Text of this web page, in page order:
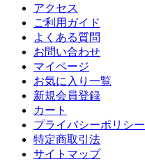
アクセス
ご利用ガイド
よくある質問
お問い合わせ
マイページ
お気に入り一覧
新規会員登録
カート
プライバシーポリシー
特定商取引法
サイトマップ